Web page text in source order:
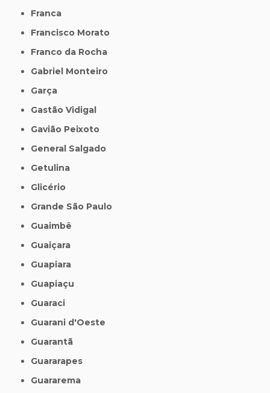
Franca
Francisco Morato
Franco da Rocha
Gabriel Monteiro
Garça
Gastão Vidigal
Gavião Peixoto
General Salgado
Getulina
Glicério
Grande São Paulo
Guaimbê
Guaiçara
Guapiara
Guapiaçu
Guaraci
Guarani d'Oeste
Guarantã
Guararapes
Guararema